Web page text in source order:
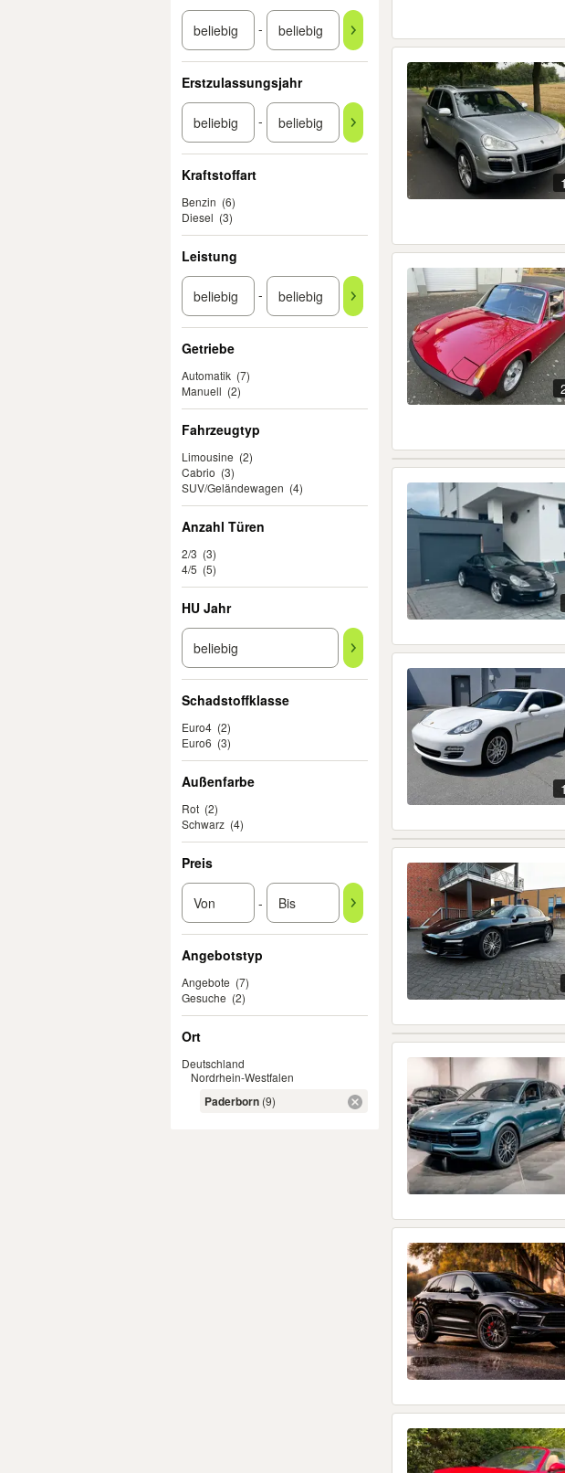
-
Erstzulassungsjahr
-
Kraftstoffart
Benzin (6)
Diesel (3)
Leistung
-
Getriebe
Automatik (7)
Manuell (2)
Fahrzeugtyp
Limousine (2)
Cabrio (3)
SUV/Geländewagen (4)
Anzahl Türen
2/3 (3)
4/5 (5)
HU Jahr
Schadstoffklasse
Euro4 (2)
Euro6 (3)
Außenfarbe
Rot (2)
Schwarz (4)
Preis
-
Angebotstyp
Angebote (7)
Gesuche (2)
Ort
Deutschland
Nordrhein-Westfalen
Paderborn (9)